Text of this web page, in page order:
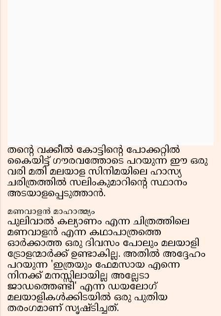
തന്റെ വക്കീൽ കോട്ടിന്റെ പോക്കറ്റിൽ
കൈയിട്ട് ഗൗരവത്തോടെ പറയുന്ന ഈ ഒരു
വരി മതി മലയാള സിനിമയിലെ ഹാസ്യ
ചരിത്രത്തിൽ സലിംകുമാറിന്റെ സ്ഥാനം
അടയാളപ്പെടുത്താൻ.
മണവാളൻ മാഹാത്മ്യം
പുലിവാൽ കല്യാണം എന്ന ചിത്രത്തിലെ
മണവാളൻ എന്ന കഥാപാത്രത്തെ
ഓർക്കാത്ത ഒരു ദിവസം പോലും മലയാളി
ട്രോളന്മാർക്ക് ഉണ്ടാകില്ല. അതിൽ അദ്ദേഹം
പറയുന്ന 'ഇത്രയും ഫേമസായ എന്നെ
നിനക്ക് മനസ്സിലായില്ല അല്ലേടാ
ജാഡത്തെണ്ടി' എന്ന ഡയലോഗ്
മലയാളികൾക്കിടയിൽ ഒരു പുതിയ
തരംഗമാണ് സൃഷ്ടിച്ചത്.